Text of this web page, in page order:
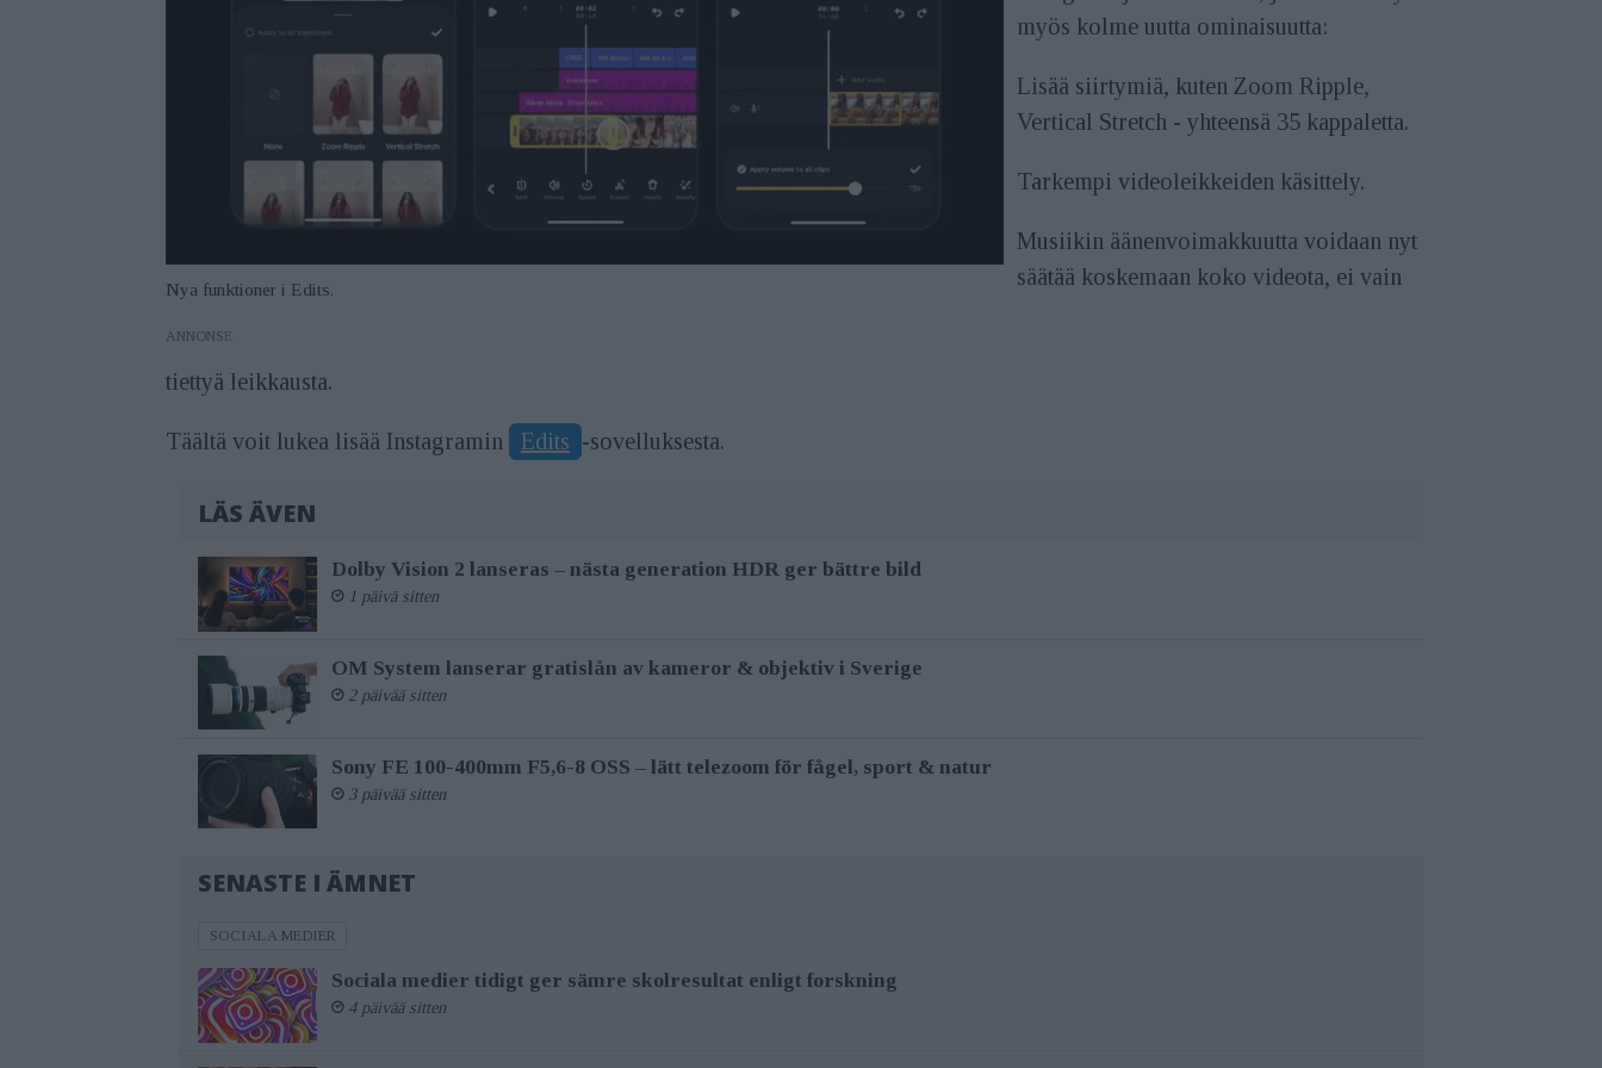
Nya funktioner i Edits.
myös kolme uutta ominaisuutta:
Lisää siirtymiä, kuten Zoom Ripple,
Vertical Stretch - yhteensä 35 kappaletta.
ANNONS
Tarkempi videoleikkeiden käsittely.
Musiikin äänenvoimakkuutta voidaan nyt
säätää koskemaan koko videota, ei vain
tiettyä leikkausta.
Täältä voit lukea lisää Instagramin Edits -sovelluksesta.
LÄS ÄVEN
Dolby Vision 2 lanseras – nästa generation HDR ger bättre bild
1 päivä sitten
OM System lanserar gratislån av kameror & objektiv i Sverige
2 päivää sitten
Sony FE 100-400mm F5,6-8 OSS – lätt telezoom för fågel, sport & natur
3 päivää sitten
SENASTE I ÄMNET
SOCIALA MEDIER
Sociala medier tidigt ger sämre skolresultat enligt forskning
4 päivää sitten